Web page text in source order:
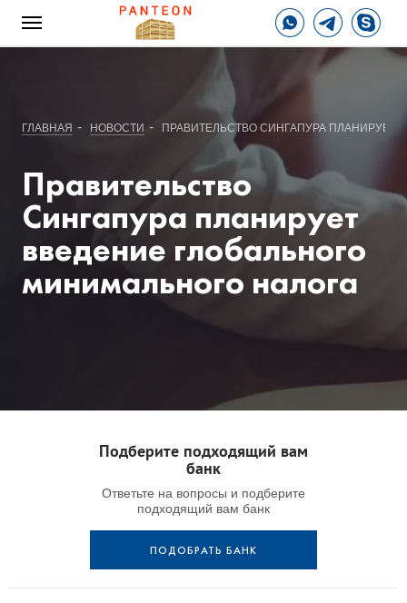
ГЛАВНАЯ - НОВОСТИ - ПРАВИТЕЛЬСТВО СИНГАПУРА ПЛАНИРУЕТ
Правительство
Сингапура планирует
введение глобального
минимального налога
Подберите подходящий вам
банк
Ответьте на вопросы и подберите
подходящий вам банк
ПОДОБРАТЬ БАНК